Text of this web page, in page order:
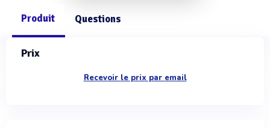
Produit Questions
Prix
Recevoir le prix par email